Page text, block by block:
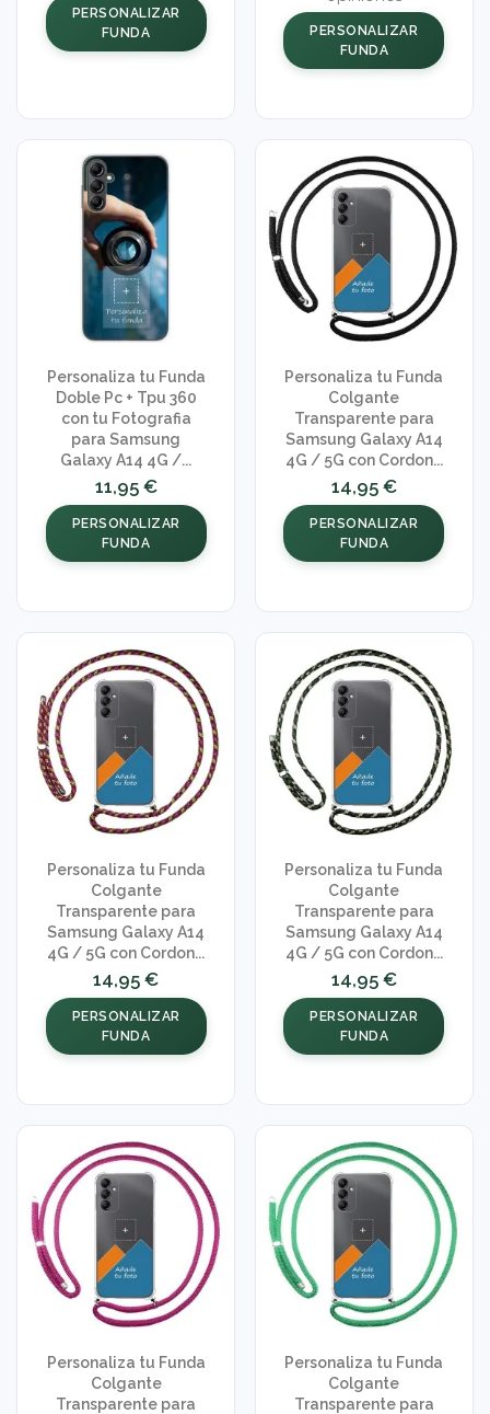
PERSONALIZAR
FUNDA
PERSONALIZAR
FUNDA
Personaliza tu Funda
Doble Pc + Tpu 360
con tu Fotografia
para Samsung
Galaxy A14 4G /...
11,95 €
PERSONALIZAR
FUNDA
Personaliza tu Funda
Colgante
Transparente para
Samsung Galaxy A14
4G / 5G con Cordon...
14,95 €
PERSONALIZAR
FUNDA
Personaliza tu Funda
Colgante
Transparente para
Samsung Galaxy A14
4G / 5G con Cordon...
14,95 €
PERSONALIZAR
FUNDA
Personaliza tu Funda
Colgante
Transparente para
Samsung Galaxy A14
4G / 5G con Cordon...
14,95 €
PERSONALIZAR
FUNDA
Personaliza tu Funda
Colgante
Transparente para
Personaliza tu Funda
Colgante
Transparente para